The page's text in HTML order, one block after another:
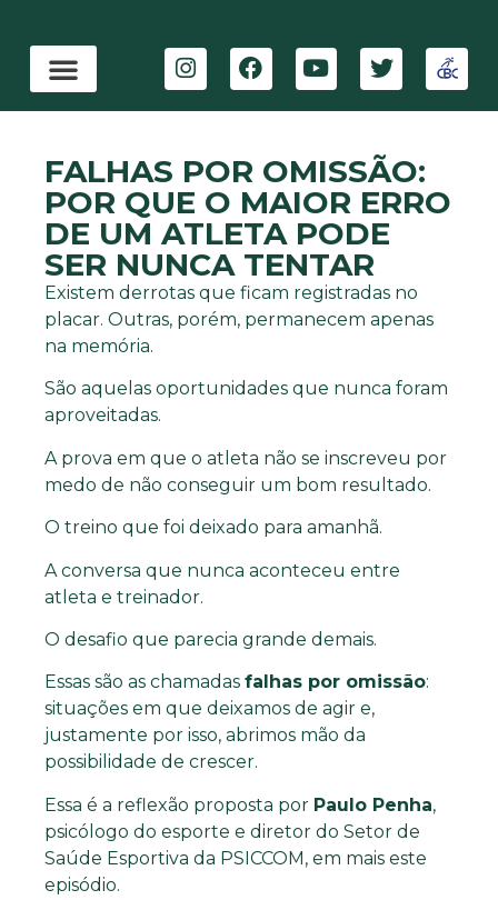
FALHAS POR OMISSÃO:
POR QUE O MAIOR ERRO
DE UM ATLETA PODE
SER NUNCA TENTAR
Existem derrotas que ficam registradas no
placar. Outras, porém, permanecem apenas
na memória.
São aquelas oportunidades que nunca foram
aproveitadas.
A prova em que o atleta não se inscreveu por
medo de não conseguir um bom resultado.
O treino que foi deixado para amanhã.
A conversa que nunca aconteceu entre
atleta e treinador.
O desafio que parecia grande demais.
Essas são as chamadas falhas por omissão:
situações em que deixamos de agir e,
justamente por isso, abrimos mão da
possibilidade de crescer.
Essa é a reflexão proposta por Paulo Penha,
psicólogo do esporte e diretor do Setor de
Saúde Esportiva da PSICCOM, em mais este
episódio.